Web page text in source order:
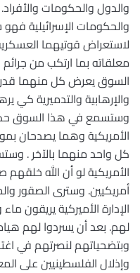
والدول والحكومات والأفراد.
والحكومات الإسرائيلية
لاستعراض قوتيهما
معلقاته بما ارتكب من
السوق يعرض كل منهما
والإرهابية والتدميرية كي
وستسمع في هذا السوق
الأمريكية وهما يصدحان
كل واحد منهما بالآخر .
الأمريكية لو أن الله
أمريكيين. وسترى الصقور
الإدارة الأميركية يريقون
لهم. بعد أن يسردوا لهم
وبتضحياتهم لنصرتهم في
وإذلال الفلسطينيين على